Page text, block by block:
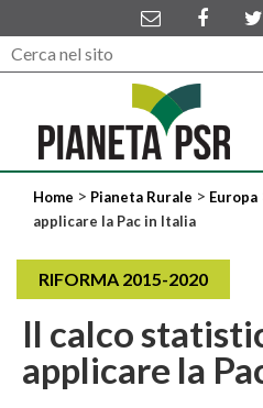
Home > Pianeta Rurale > Europa
applicare la Pac in Italia
RIFORMA 2015-2020
Il calco
applicare la